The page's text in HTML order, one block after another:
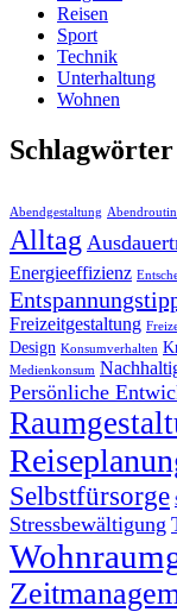
Reisen
Sport
Technik
Unterhaltung
Wohnen
Schlagwörter
Abendgestaltung
Alltag
Energieeffizienz
Freizeitgestaltung
Design Konsumverhalten
Medienkonsum
Persönliche
Selbstfürsorge
Stressbewältigung